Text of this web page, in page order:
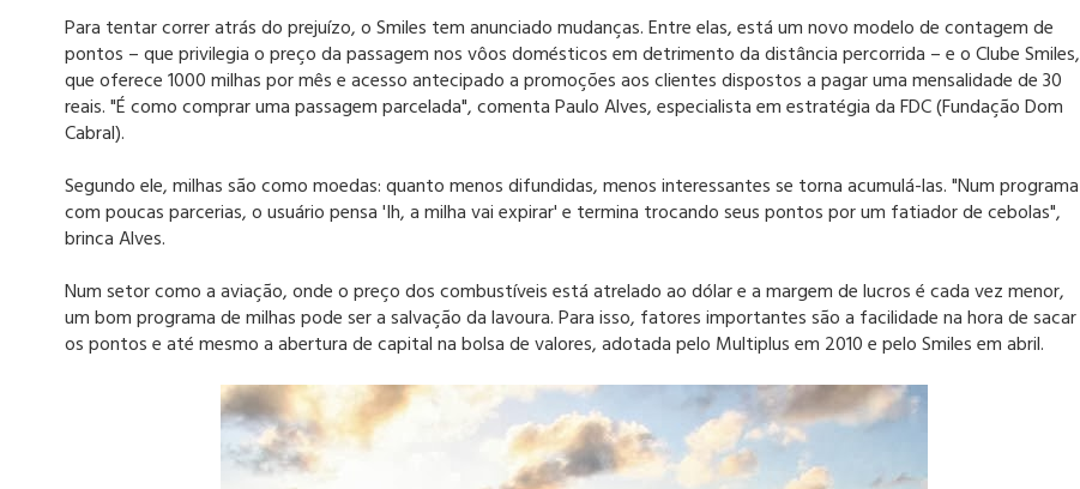
Para tentar correr atrás do prejuízo, o Smiles tem anunciado mudanças. Entre elas, está um novo modelo de contagem de
pontos – que privilegia o preço da passagem nos vôos domésticos em detrimento da distância percorrida – e o Clube Smiles,
que oferece 1000 milhas por mês e acesso antecipado a promoções aos clientes dispostos a pagar uma mensalidade de 30
reais. "É como comprar uma passagem parcelada", comenta Paulo Alves, especialista em estratégia da FDC (Fundação Dom
Cabral).
Segundo ele, milhas são como moedas: quanto menos difundidas, menos interessantes se torna acumulá-las. "Num programa
com poucas parcerias, o usuário pensa 'Ih, a milha vai expirar' e termina trocando seus pontos por um fatiador de cebolas",
brinca Alves.
Num setor como a aviação, onde o preço dos combustíveis está atrelado ao dólar e a margem de lucros é cada vez menor,
um bom programa de milhas pode ser a salvação da lavoura. Para isso, fatores importantes são a facilidade na hora de sacar
os pontos e até mesmo a abertura de capital na bolsa de valores, adotada pelo Multiplus em 2010 e pelo Smiles em abril.